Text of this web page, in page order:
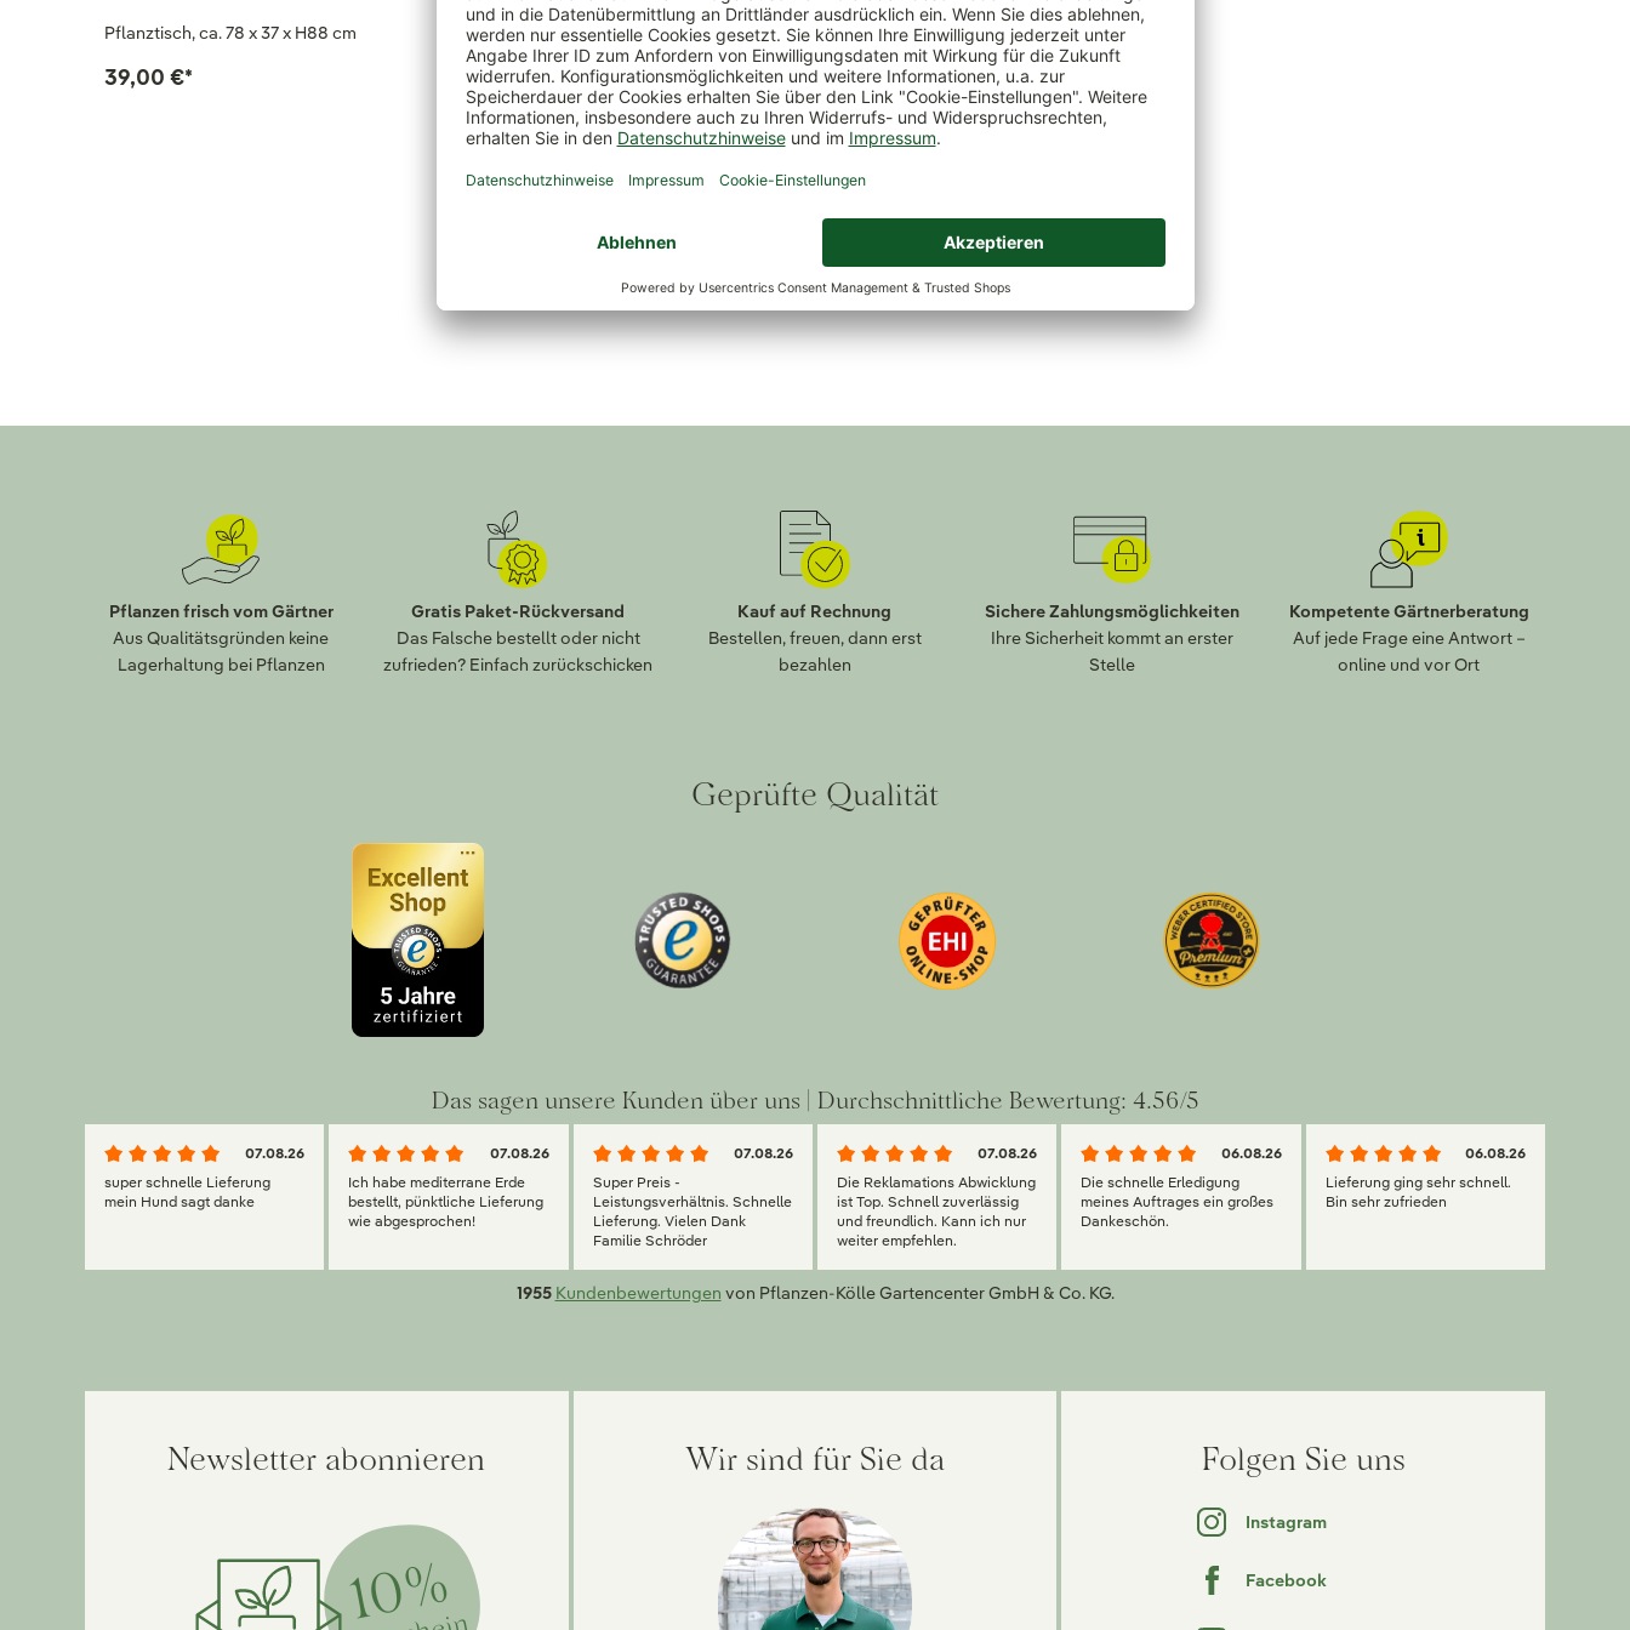
Pflanztisch, ca. 78 x 37 x H88 cm
39,00 €*
Pflanzen frisch vom Gärtner
Aus Qualitätsgründen keine
Lagerhaltung bei Pflanzen
Gratis Paket-Rückversand
Das Falsche bestellt oder nicht
zufrieden? Einfach zurückschicken
Kauf auf Rechnung
Bestellen, freuen, dann erst
bezahlen
Sichere Zahlungsmöglichkeiten
Ihre Sicherheit kommt an erster
Stelle
Kompetente Gärtnerberatung
Auf jede Frage eine Antwort –
online und vor Ort
Geprüfte Qualität
Das sagen unsere Kunden über uns | Durchschnittliche Bewertung: 4.56/5
07.08.26
super schnelle Lieferung
mein Hund sagt danke
07.08.26
Ich habe mediterrane Erde
bestellt, pünktliche Lieferung
wie abgesprochen!
07.08.26
Super Preis -
Leistungsverhältnis. Schnelle
Lieferung. Vielen Dank
Familie Schröder
07.08.26
Die Reklamations Abwicklung
ist Top. Schnell zuverlässig
und freundlich. Kann ich nur
weiter empfehlen.
06.08.26
Die schnelle Erledigung
meines Auftrages ein großes
Dankeschön.
06.08.26
Lieferung ging sehr schnell.
Bin sehr zufrieden
1955 Kundenbewertungen von Pflanzen-Kölle Gartencenter GmbH & Co. KG.
Newsletter abonnieren
10%
Wir sind für Sie da Folgen Sie uns
Instagram
Facebook